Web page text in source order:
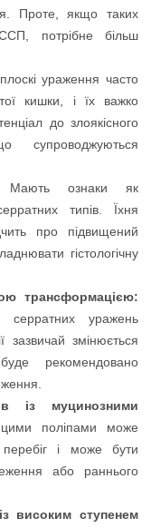
Проте, якщо таких
потрібне більш
ураження часто
кишки, і їх важко
до злоякісного
супроводжуються
ознаки як
типів. Їхня
про підвищений
гістологічну
трансформацією:
уражень
зазвичай змінюється
рекомендовано
із муцинозними
поліпами може
і може бути
або раннього
високим ступенем